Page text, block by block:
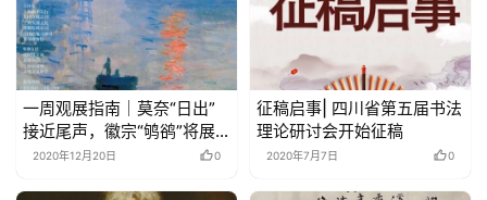
一周观展指南｜莫奈“日出”
接近尾声，徽宗“鸲鹆”将展
金陵
2020年12月20日 0
征稿启事| 四川省第五届书法
理论研讨会开始征稿
2020年7月7日 0